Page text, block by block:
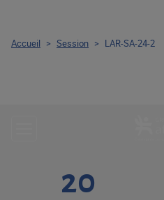
20
Accueil > Session > LAR-SA-24-2